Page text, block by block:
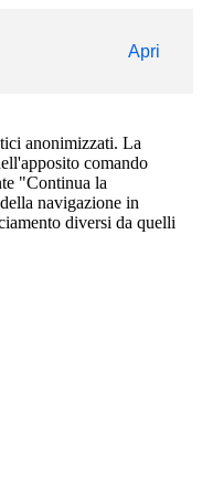
Apri
anonimizzati. La
comando
"Continua la
navigazione in
diversi da quelli